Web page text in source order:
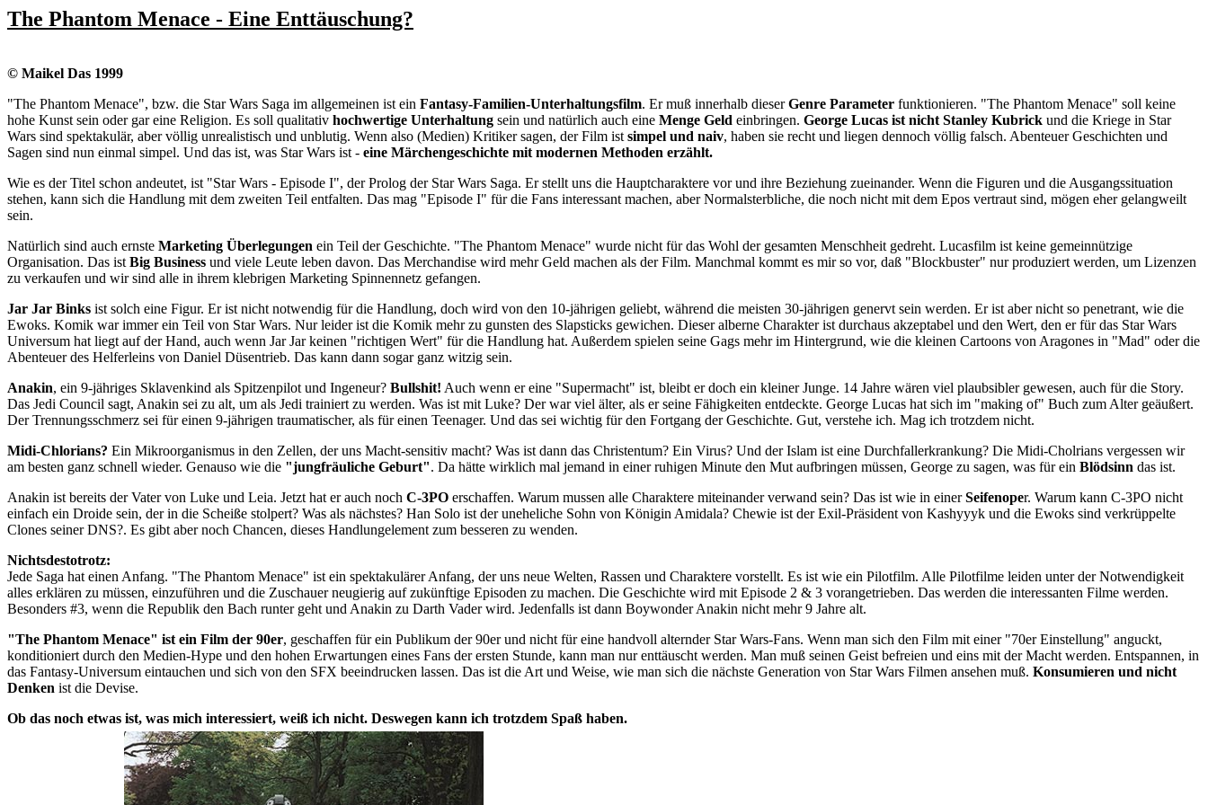
The Phantom Menace - Eine Enttäuschung?
© Maikel Das 1999
"The Phantom Menace", bzw. die Star Wars Saga im allgemeinen ist ein Fantasy-Familien-Unterhaltungsfilm. Er muß innerhalb dieserGenre Parameter funktionieren. "The Phantom Menace" soll keine
hohe Kunst sein oder gar eine Religion. Es soll qualitativ hochwertige Unterhaltung sein und natürlich auch eine Menge Geld einbringen. George Lucas ist nicht Stanley Kubrick und die Kriege in Star
Wars sind spektakulär, aber völlig unrealistisch und unblutig. Wenn also (Medien) Kritiker sagen, der Film ist simpel und naiv, haben sie recht und liegen dennoch völlig falsch. Abenteuer Geschichten und
Sagen sind nun einmal simpel. Und das ist, was Star Wars ist - eine Märchengeschichte mit modernen Methoden erzählt.
Wie es der Titel schon andeutet, ist "Star Wars - Episode I", der Prolog der Star Wars Saga. Er stellt uns die Hauptcharaktere vor und ihre Beziehung zueinander. Wenn die Figuren und die Ausgangssituation
stehen, kann sich die Handlung mit dem zweiten Teil entfalten. Das mag "Episode I" für die Fans interessant machen, aber Normalsterbliche, die noch nicht mit dem Epos vertraut sind, mögen eher gelangweilt
sein.
Natürlich sind auch ernste Marketing Überlegungen ein Teil der Geschichte. "The Phantom Menace" wurde nicht für das Wohl der gesamten Menschheit gedreht. Lucasfilm ist keine gemeinnützige
Organisation. Das ist Big Business und viele Leute leben davon. Das Merchandise wird mehr Geld machen als der Film. Manchmal kommt es mir so vor, daß "Blockbuster" nur produziert werden, um Lizenzen
zu verkaufen und wir sind alle in ihrem klebrigen Marketing Spinnennetz gefangen.
Jar Jar Binks ist solch eine Figur. Er ist nicht notwendig für die Handlung, doch wird von den 10-jährigen geliebt, während die meisten 30-jährigen genervt sein werden. Er ist aber nicht so penetrant, wie die
Ewoks. Komik war immer ein Teil von Star Wars. Nur leider ist die Komik mehr zu gunsten des Slapsticks gewichen. Dieser alberne Charakter ist durchaus akzeptabel und den Wert, den er für das Star Wars
Universum hat liegt auf der Hand, auch wenn Jar Jar keinen "richtigen Wert" für die Handlung hat. Außerdem spielen seine Gags mehr im Hintergrund, wie die kleinen Cartoons von Aragones in "Mad" oder die
Abenteuer des Helferleins von Daniel Düsentrieb. Das kann dann sogar ganz witzig sein.
Anakin, ein 9-jähriges Sklavenkind als Spitzenpilot und Ingeneur? Bullshit! Auch wenn er eine "Supermacht" ist, bleibt er doch ein kleiner Junge. 14 Jahre wären viel plaubsibler gewesen, auch für die Story.
Das Jedi Council sagt, Anakin sei zu alt, um als Jedi trainiert zu werden. Was ist mit Luke? Der war viel älter, als er seine Fähigkeiten entdeckte. George Lucas hat sich im "making of" Buch zum Alter geäußert.
Der Trennungsschmerz sei für einen 9-jährigen traumatischer, als für einen Teenager. Und das sei wichtig für den Fortgang der Geschichte. Gut, verstehe ich. Mag ich trotzdem nicht.
Midi-Chlorians? Ein Mikroorganismus in den Zellen, der uns Macht-sensitiv macht? Was ist dann das Christentum? Ein Virus? Und der Islam ist eine Durchfallerkrankung? Die Midi-Cholrians vergessen wir
am besten ganz schnell wieder. Genauso wie die "jungfräuliche Geburt". Da hätte wirklich mal jemand in einer ruhigen Minute den Mut aufbringen müssen, George zu sagen, was für ein Blödsinn das ist.
Anakin ist bereits der Vater von Luke und Leia. Jetzt hat er auch noch C-3PO erschaffen. Warum mussen alle Charaktere miteinander verwand sein? Das ist wie in einerSeifenoper. Warum kann C-3PO nicht
einfach ein Droide sein, der in die Scheiße stolpert? Was als nächstes? Han Solo ist der uneheliche Sohn von Königin Amidala? Chewie ist der Exil-Präsident von Kashyyyk und die Ewoks sind verkrüppelte
Clones seiner DNS?. Es gibt aber noch Chancen, dieses Handlungelement zum besseren zu wenden.
Nichtsdestotrotz:
Jede Saga hat einen Anfang. "The Phantom Menace" ist ein spektakulärer Anfang, der uns neue Welten, Rassen und Charaktere vorstellt. Es ist wie ein Pilotfilm. Alle Pilotfilme leiden unter der Notwendigkeit
alles erklären zu müssen, einzuführen und die Zuschauer neugierig auf zukünftige Episoden zu machen. Die Geschichte wird mit Episode 2 & 3 vorangetrieben. Das werden die interessanten Filme werden.
Besonders #3, wenn die Republik den Bach runter geht und Anakin zu Darth Vader wird. Jedenfalls ist dann Boywonder Anakin nicht mehr 9 Jahre alt.
"The Phantom Menace" ist ein Film der 90er, geschaffen für ein Publikum der 90er und nicht für eine handvoll alternder Star Wars-Fans. Wenn man sich den Film mit einer "70er Einstellung" anguckt,
konditioniert durch den Medien-Hype und den hohen Erwartungen eines Fans der ersten Stunde, kann man nur enttäuscht werden. Man muß seinen Geist befreien und eins mit der Macht werden. Entspannen, in
das Fantasy-Universum eintauchen und sich von den SFX beeindrucken lassen. Das ist die Art und Weise, wie man sich die nächste Generation von Star Wars Filmen ansehen muß. Konsumieren und nicht
Denken ist die Devise.
Ob das noch etwas ist, was mich interessiert, weiß ich nicht. Deswegen kann ich trotzdem Spaß haben.